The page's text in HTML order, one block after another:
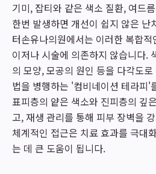
기미, 잡티와 같은 색소 질환, 여드
한번 발생하면 개선이 쉽지 않은 난
터손유나의원에서는 이러한 복합
이저나 시술에 의존하지 않습니다.
의 모양, 모공의 원인 등을 다각도
법을 병행하는 '컴비네이션 테라피'
표피층의 얕은 색소와 진피층의 깊
고, 재생 관리를 통해 피부 장벽을
체계적인 접근은 치료 효과를 극대
는 데 큰 도움이 됩니다.